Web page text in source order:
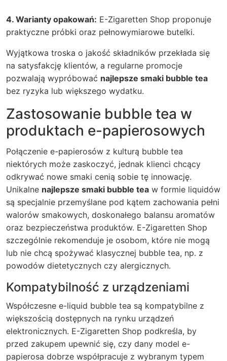
4. Warianty opakowań: E-Zigaretten Shop proponuje
praktyczne próbki oraz pełnowymiarowe butelki.
Wyjątkowa troska o jakość składników przekłada się
na satysfakcję klientów, a regularne promocje
pozwalają wypróbować najlepsze smaki bubble tea
bez ryzyka lub większego wydatku.
Zastosowanie bubble tea w
produktach e-papierosowych
Połączenie e-papierosów z kulturą bubble tea
niektórych może zaskoczyć, jednak klienci chcący
odkrywać nowe smaki cenią sobie tę innowację.
Unikalne najlepsze smaki bubble tea w formie liquidów
są specjalnie przemyślane pod kątem zachowania pełni
walorów smakowych, doskonałego balansu aromatów
oraz bezpieczeństwa produktów. E-Zigaretten Shop
szczególnie rekomenduje je osobom, które nie mogą
lub nie chcą spożywać klasycznej bubble tea, np. z
powodów dietetycznych czy alergicznych.
Kompatybilność z urządzeniami
Współczesne e-liquid bubble tea są kompatybilne z
większością dostępnych na rynku urządzeń
elektronicznych. E-Zigaretten Shop podkreśla, by
przed zakupem upewnić się, czy dany model e-
papierosa dobrze współpracuje z wybranym typem